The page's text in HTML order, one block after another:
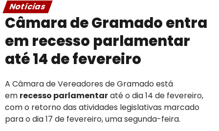
Notícias
Câmara de Gramado entra
em recesso parlamentar
até 14 de fevereiro
A Câmara de Vereadores de Gramado está
em recesso parlamentaraté o dia 14 de fevereiro,
com o retorno das atividades legislativas marcado
para o dia 17 de fevereiro, uma segunda-feira.